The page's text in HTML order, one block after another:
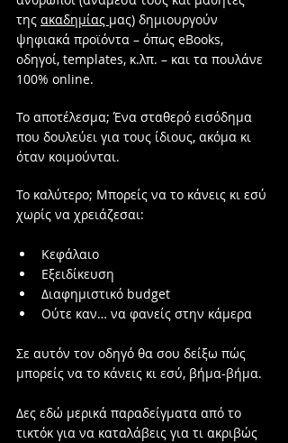
της ακαδημίας μας) δημιουργούν
ψηφιακά προϊόντα – όπως eBooks,
οδηγοί, templates, κ.λπ. – και τα πουλάνε
100% online.
Το αποτέλεσμα; Ένα σταθερό εισόδημα
που δουλεύει για τους ίδιους, ακόμα κι
όταν κοιμούνται.
Το καλύτερο; Μπορείς να το κάνεις κι εσύ
χωρίς να χρειάζεσαι:
Κεφάλαιο
Εξειδίκευση
Διαφημιστικό budget
Ούτε καν… να φανείς στην κάμερα
Σε αυτόν τον οδηγό θα σου δείξω πώς
μπορείς να το κάνεις κι εσύ, βήμα-βήμα.
Δες εδώ μερικά παραδείγματα από το
τικτόκ για να καταλάβεις για τι ακριβώς